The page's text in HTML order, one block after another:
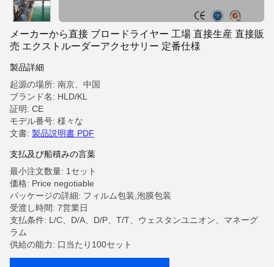
メーカーから直接 ブロードライヤー 工場 直接生産 直接販
売 エクストルーダーアクセサリー 定番仕様
製品詳細
起源の場所: 南京、中国
ブランド名: HLD/KL
証明: CE
モデル番号: 様々な
文書: 製品説明書 PDF
支払及び船積みの言葉
最小注文数量: 1セット
価格: Price negotiable
パッケージの詳細: フィルム包装,泡膜包装
受渡し時間: 7営業日
支払条件: L/C、D/A、D/P、T/T、ウェスタンユニオン、マネーグ
ラム
供給の能力: 口当たり100セット